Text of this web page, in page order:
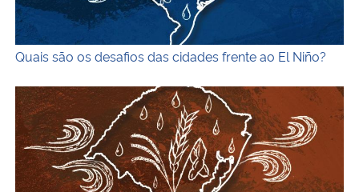
Quais são os desafios das cidades frente ao El Niño?
Ilustração colorida com fundo vermelho escuro e